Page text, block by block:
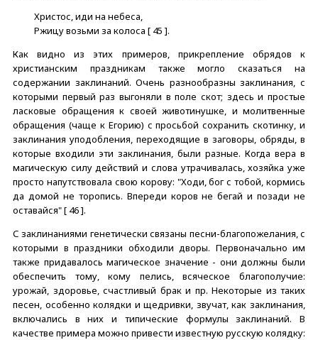
Христос, иди на небеса,
Ржицу возьми за колоса [ 45 ].
Как видно из этих примеров, прикрепление обрядов к
христианским праздникам также могло сказаться на
содержании заклинаний. Очень разнообразны заклинания, с
которыми первый раз выгоняли в поле скот; здесь и простые
ласковые обращения к своей животинушке, и молитвенные
обращения (чаще к Егорию) с просьбой сохранить скотинку, и
заклинания уподобления, переходящие в заговоры, обряды, в
которые входили эти заклинания, были разные. Когда вера в
магическую силу действий и слова утрачивалась, хозяйка уже
просто напутствовала свою корову: "Ходи, бог с тобой, кормись
да домой не торопись. Впереди коров не бегай и позади не
оставайся" [ 46 ].
С заклинаниями генетически связаны песни-благопожелания, с
которыми в праздники обходили дворы. Первоначально им
также придавалось магическое значение - они должны были
обеспечить тому, кому пелись, всяческое благополучие:
урожай, здоровье, счастливый брак и пр. Некоторые из таких
песен, особенно колядки и щедривки, звучат, как заклинания,
включались в них и типические формулы заклинаний. В
качестве примера можно привести известную русскую колядку: